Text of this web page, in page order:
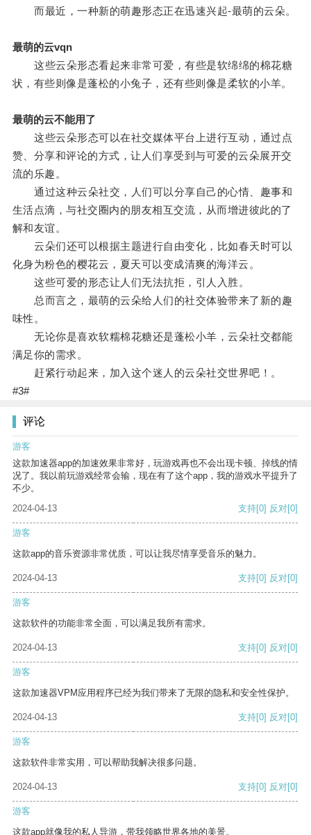
而最近，一种新的萌趣形态正在迅速兴起-最萌的云朵。
最萌的云vqn
这些云朵形态看起来非常可爱，有些是软绵绵的棉花糖
状，有些则像是蓬松的小兔子，还有些则像是柔软的小羊。
最萌的云不能用了
这些云朵形态可以在社交媒体平台上进行互动，通过点
赞、分享和评论的方式，让人们享受到与可爱的云朵展开交
流的乐趣。
通过这种云朵社交，人们可以分享自己的心情、趣事和
生活点滴，与社交圈内的朋友相互交流，从而增进彼此的了
解和友谊。
云朵们还可以根据主题进行自由变化，比如春天时可以
化身为粉色的樱花云，夏天可以变成清爽的海洋云。
这些可爱的形态让人们无法抗拒，引人入胜。
总而言之，最萌的云朵给人们的社交体验带来了新的趣
味性。
无论你是喜欢软糯棉花糖还是蓬松小羊，云朵社交都能
满足你的需求。
赶紧行动起来，加入这个迷人的云朵社交世界吧！。
#3#
评论
游客
这款加速器app的加速效果非常好，玩游戏再也不会出现卡顿、掉线的情
况了。我以前玩游戏经常会输，现在有了这个app，我的游戏水平提升了
不少。
2024-04-13
支持[0] 反对[0]
游客
这款app的音乐资源非常优质，可以让我尽情享受音乐的魅力。
2024-04-13 支持[0] 反对[0]
游客
这款软件的功能非常全面，可以满足我所有需求。
2024-04-13 支持[0] 反对[0]
游客
这款加速器VPM应用程序已经为我们带来了无限的隐私和安全性保护。
2024-04-13 支持[0] 反对[0]
游客
这款软件非常实用，可以帮助我解决很多问题。
2024-04-13 支持[0] 反对[0]
游客
这款app就像我的私人导游，带我领略世界各地的美景。